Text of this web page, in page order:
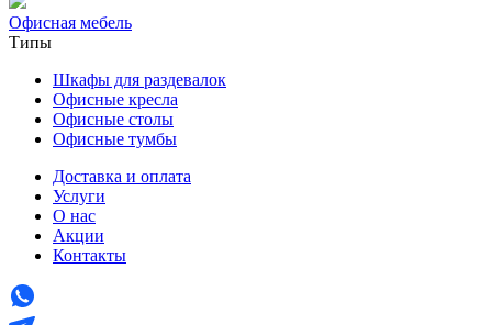
Офисная мебель
Типы
Шкафы для раздевалок
Офисные кресла
Офисные столы
Офисные тумбы
Доставка и оплата
Услуги
О нас
Акции
Контакты